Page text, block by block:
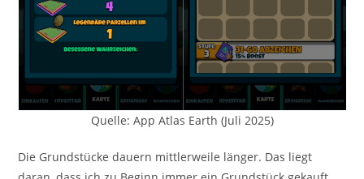
Quelle: App Atlas Earth (Juli 2025)
Die Grundstücke dauern mittlerweile länger. Das liegt